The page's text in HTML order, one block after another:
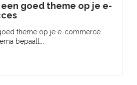
goed theme op je e-
theme op je e-commerce
bepaalt...